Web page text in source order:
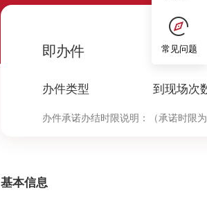
即办件
办件类型
0
到现场次
办件承诺办结时限说明： （承诺时限
基本信息
常见问题